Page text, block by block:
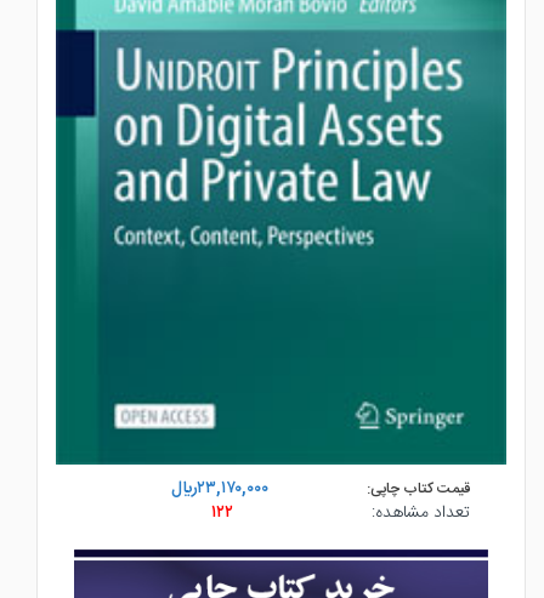
قیمت کتاب چاپی:
۲۳,۱۷۰,۰۰۰ريال
تعداد مشاهده:
۱۲۲